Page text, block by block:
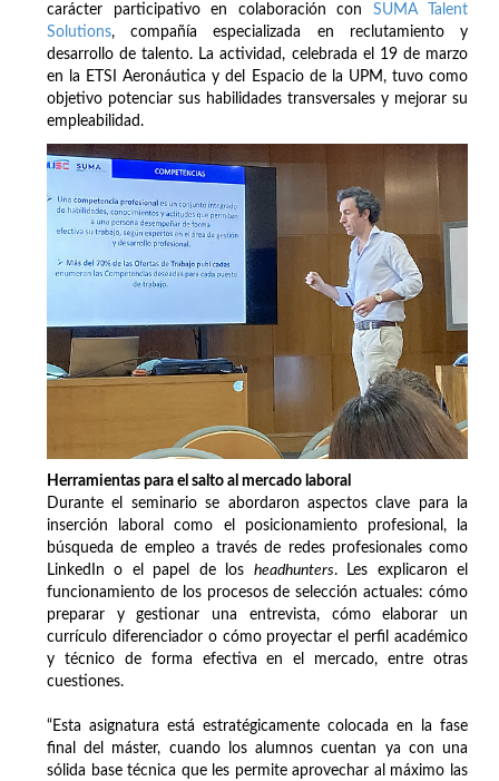
carácter participativo en colaboración con SUMA Talent
Solutions, compañía especializada en reclutamiento y
desarrollo de talento. La actividad, celebrada el 19 de marzo
en la ETSI Aeronáutica y del Espacio de la UPM, tuvo como
objetivo potenciar sus habilidades transversales y mejorar su
empleabilidad.
Herramientas para el salto al mercado laboral
Durante el seminario se abordaron aspectos clave para la
inserción laboral como el posicionamiento profesional, la
búsqueda de empleo a través de redes profesionales como
LinkedIn o el papel de los headhunters. Les explicaron el
funcionamiento de los procesos de selección actuales: cómo
preparar y gestionar una entrevista, cómo elaborar un
currículo diferenciador o cómo proyectar el perfil académico
y técnico de forma efectiva en el mercado, entre otras
cuestiones.
“Esta asignatura está estratégicamente colocada en la fase
final del máster, cuando los alumnos cuentan ya con una
sólida base técnica que les permite aprovechar al máximo las